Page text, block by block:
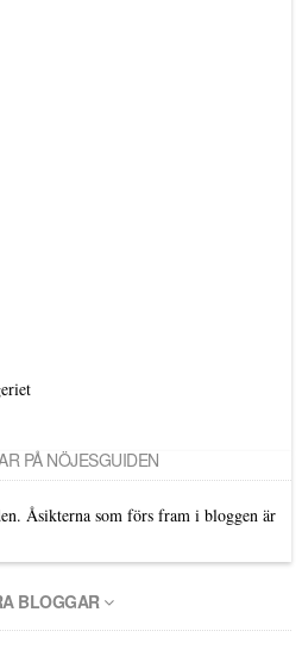
PÅ NÖJESGUIDEN
Åsikterna som förs fram i bloggen är
BLOGGAR